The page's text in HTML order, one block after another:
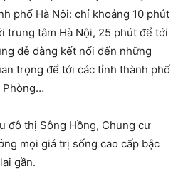
phố Hà Nội: chỉ khoảng 10 phút
trung tâm Hà Nội, 25 phút để tới
dễ dàng kết nối đến những
trọng để tới các tỉnh thành phố
Phòng…
đô thị Sông Hồng, Chung cư
mọi giá trị sống cao cấp bậc
gần.